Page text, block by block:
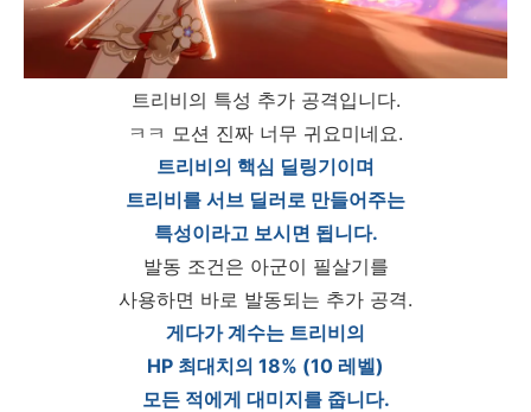
트리비의 특성 추가 공격입니다.
ㅋㅋ 모션 진짜 너무 귀요미네요.
트리비의 핵심 딜링기이며
트리비를 서브 딜러로 만들어주는
특성이라고 보시면 됩니다.
발동 조건은 아군이 필살기를
사용하면 바로 발동되는 추가 공격.
게다가 계수는 트리비의
HP 최대치의 18% (10 레벨)
모든 적에게 대미지를 줍니다.